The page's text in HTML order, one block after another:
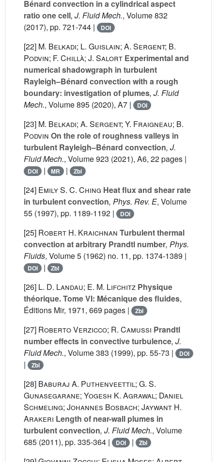
Bénard convection in a cylindrical aspect
ratio one cell, J. Fluid Mech., Volume 832
(2017), pp. 721-744 |
DOI
[22] M. Belkadi; L. Guislain; A. Sergent; B.
Podvin; F. Chillà; J. Salort Experimental and
numerical shadowgraph in turbulent
Rayleigh–Bénard convection with a rough
boundary: investigation of plumes, J. Fluid
Mech., Volume 895 (2020), A7 | DOI
[23] M. Belkadi; A. Sergent; Y. Fraigneau; B.
Podvin On the role of roughness valleys in
turbulent Rayleigh–Bénard convection, J.
Fluid Mech., Volume 923 (2021), A6, 22 pages |
DOI | MR | Zbl
[24] Emily S. C. Ching Heat flux and shear rate
in turbulent convection, Phys. Rev. E, Volume
55 (1997), pp. 1189-1192 | DOI
[25] Robert H. Kraichnan Turbulent thermal
convection at arbitrary Prandtl number, Phys.
Fluids, Volume 5 (1962) no. 11, pp. 1374-1389 |
DOI | Zbl
[26] L. D. Landau; E. M. Lifchitz Physique
théorique. Tome VI: Mécanique des fluides,
Éditions Mir, 1971, 669 pages |
Zbl
[27] Roberto Verzicco; R. Camussi Prandtl
number effects in convective turbulence, J.
Fluid Mech., Volume 383 (1999), pp. 55-73 | DOI
| Zbl
[28] Baburaj A. Puthenveettil; G. S.
Gunasegarane; Yogesh K. Agrawal; Daniel
Schmeling; Johannes Bosbach; Jaywant H.
Arakeri Length of near-wall plumes in
turbulent convection, J. Fluid Mech., Volume
685 (2011), pp. 335-364 | DOI | Zbl